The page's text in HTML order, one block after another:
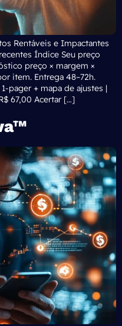
Rentáveis e Impactantes
Índice Seu preço
preço × margem ×
item. Entrega 48–72h.
pager + mapa de ajustes |
67,00 Acertar […]